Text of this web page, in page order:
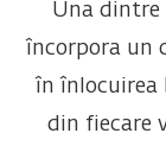
Una dintre
încorpora un
în
din fiecare